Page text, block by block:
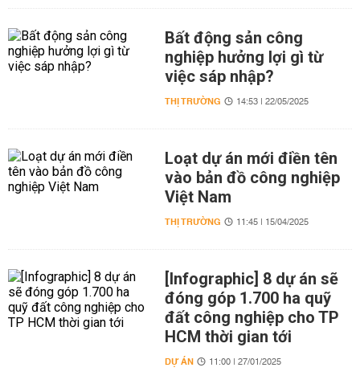
Bất động sản công
nghiệp hưởng lợi gì từ
việc sáp nhập?
THỊ TRƯỜNG 14:53 | 22/05/2025
Loạt dự án mới điền tên
vào bản đồ công nghiệp
Việt Nam
THỊ TRƯỜNG 11:45 | 15/04/2025
[Infographic] 8 dự án sẽ
đóng góp 1.700 ha quỹ
đất công nghiệp cho TP
HCM thời gian tới
DỰ ÁN 11:00 | 27/01/2025